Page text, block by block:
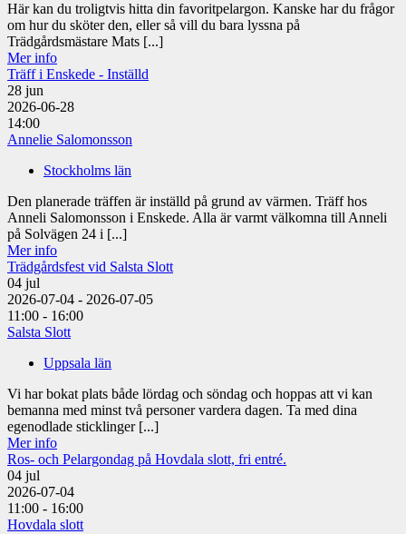
Här kan du troligtvis hitta din favoritpelargon. Kanske har du frågor
om hur du sköter den, eller så vill du bara lyssna på
Trädgårdsmästare Mats [...]
Mer info
Träff i Enskede - Inställd
28 jun
2026-06-28
14:00
Annelie Salomonsson
Stockholms län
Den planerade träffen är inställd på grund av värmen. Träff hos
Anneli Salomonsson i Enskede. Alla är varmt välkomna till Anneli
på Solvägen 24 i [...]
Mer info
Trädgårdsfest vid Salsta Slott
04 jul
2026-07-04 - 2026-07-05
11:00 - 16:00
Salsta Slott
Uppsala län
Vi har bokat plats både lördag och söndag och hoppas att vi kan
bemanna med minst två personer vardera dagen. Ta med dina
egenodlade sticklinger [...]
Mer info
Ros- och Pelargondag på Hovdala slott, fri entré.
04 jul
2026-07-04
11:00 - 16:00
Hovdala slott